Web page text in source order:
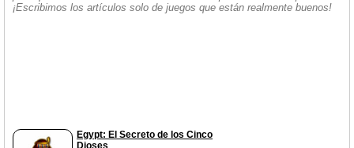
¡Escribimos los artículos solo de juegos que están realmente buenos!
Egypt: El Secreto de los Cinco
Dioses